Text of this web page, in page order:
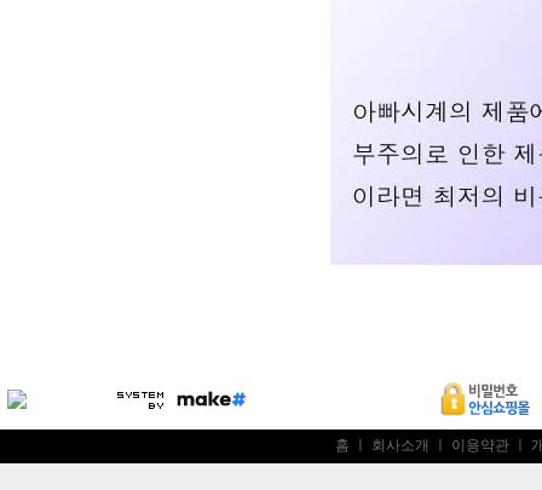
홈 회사소개 이용약관